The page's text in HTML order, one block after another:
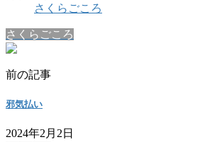
さくらごころ
さくらごころ
前の記事
邪気払い
2024年2月2日